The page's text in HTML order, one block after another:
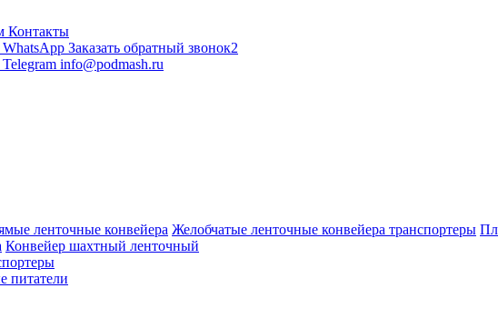
Контакты
WhatsApp Заказать обратный звонок2
Telegram info@podmash.ru
ленточные конвейера Желобчатые ленточные конвейера транспортеры
Конвейер шахтный ленточный
питатели